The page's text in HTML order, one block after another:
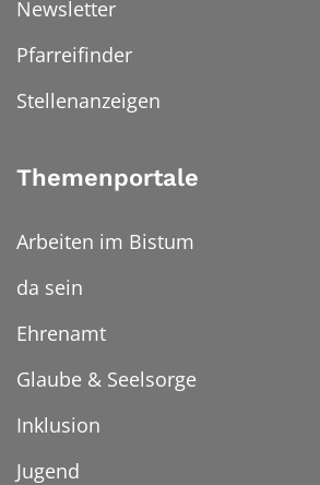
Newsletter
Pfarreifinder
Stellenanzeigen
Themenportale
Arbeiten im Bistum
da sein
Ehrenamt
Glaube & Seelsorge
Inklusion
Jugend